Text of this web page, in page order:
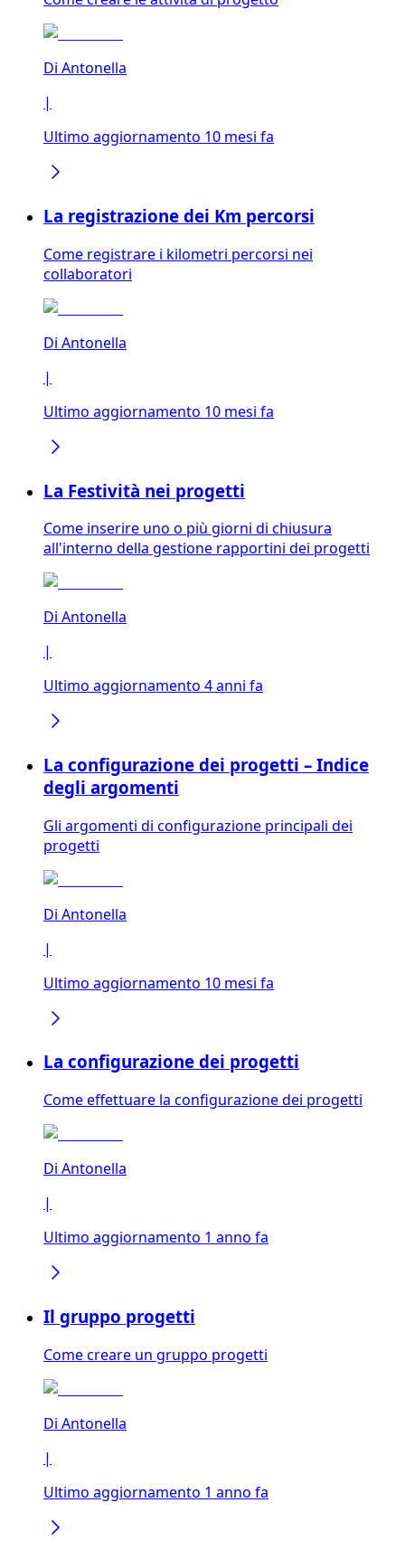
Di Antonella
|
Ultimo aggiornamento 10 mesi fa
La registrazione dei Km percorsi
Come registrare i kilometri percorsi nei
collaboratori
Di Antonella
|
Ultimo aggiornamento 10 mesi fa
La Festività nei progetti
Come inserire uno o più giorni di chiusura
all'interno della gestione rapportini dei progetti
Di Antonella
|
Ultimo aggiornamento 4 anni fa
La configurazione dei progetti – Indice
degli argomenti
Gli argomenti di configurazione principali dei
progetti
Di Antonella
|
Ultimo aggiornamento 10 mesi fa
La configurazione dei progetti
Come effettuare la configurazione dei progetti
Di Antonella
|
Ultimo aggiornamento 1 anno fa
Il gruppo progetti
Come creare un gruppo progetti
Di Antonella
|
Ultimo aggiornamento 1 anno fa